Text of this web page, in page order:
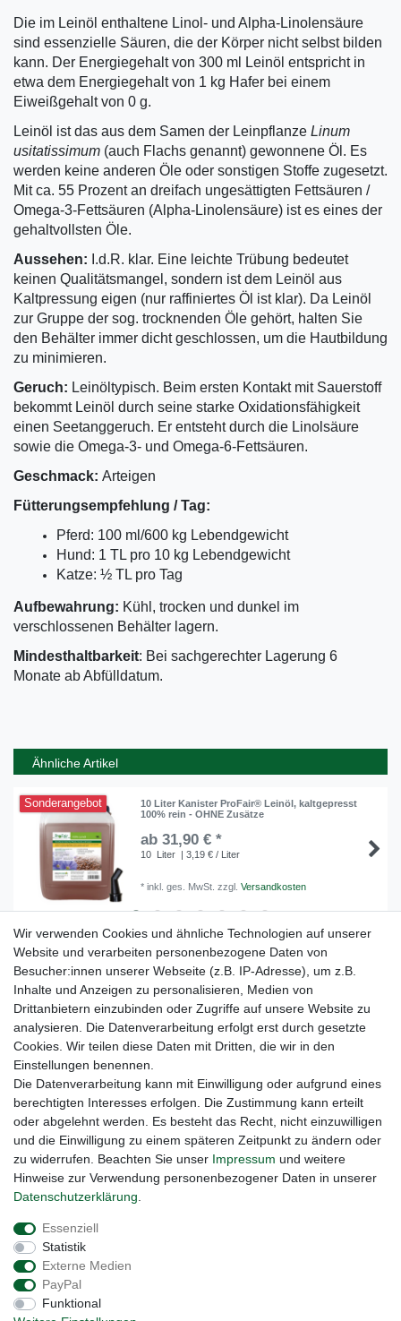
Die im Leinöl enthaltene Linol- und Alpha-Linolensäure
sind essenzielle Säuren, die der Körper nicht selbst bilden
kann. Der Energiegehalt von 300 ml Leinöl entspricht in
etwa dem Energiegehalt von 1 kg Hafer bei einem
Eiweißgehalt von 0 g.
Leinöl ist das aus dem Samen der Leinpflanze Linum
usitatissimum (auch Flachs genannt) gewonnene Öl. Es
werden keine anderen Öle oder sonstigen Stoffe zugesetzt.
Mit ca. 55 Prozent an dreifach ungesättigten Fettsäuren /
Omega-3-Fettsäuren (Alpha-Linolensäure) ist es eines der
gehaltvollsten Öle.
Aussehen: I.d.R. klar. Eine leichte Trübung bedeutet
keinen Qualitätsmangel, sondern ist dem Leinöl aus
Kaltpressung eigen (nur raffiniertes Öl ist klar). Da Leinöl
zur Gruppe der sog. trocknenden Öle gehört, halten Sie
den Behälter immer dicht geschlossen, um die Hautbildung
zu minimieren.
Geruch: Leinöltypisch. Beim ersten Kontakt mit Sauerstoff
bekommt Leinöl durch seine starke Oxidationsfähigkeit
einen Seetanggeruch. Er entsteht durch die Linol­säure
sowie die Omega-3- und Omega-6-Fettsäuren.
Geschmack: Arteigen
Fütterungsempfehlung / Tag:
Pferd: 100 ml/600 kg Lebendgewicht
Hund: 1 TL pro 10 kg Lebendgewicht
Katze: ½ TL pro Tag
Aufbewahrung: Kühl, trocken und dunkel im
verschlossenen Behälter lagern.
Mindesthaltbarkeit: Bei sachgerechter Lagerung 6
Monate ab Abfülldatum.
Ähnliche Artikel
Sonderangebot
10 Liter Kanister ProFair® Leinöl, kaltgepresst
100% rein - OHNE Zusätze
ab 31,90 € *
10 Liter | 3,19 € / Liter
*inkl. ges. MwSt. zzgl.Versandkosten
Zubehör
Dosierhahn / Zapfhahn nach DIN 45 - passend
für 5- und 10l-Kanister, Anzahl: 10 Stück,
Gewünschte Sorte: AH 13/45
30,90 € *
10 Stück | 3,09 € / Stück
*inkl. ges. MwSt.zzgl.Versandkosten
Dosierhahn / Zapfhahn nach DIN 45 - passend
für 5- und 10l-Kanister, Anzahl: 5 Stück,
Gewünschte Sorte: AH 13/45
20,90 € *
Wir verwenden Cookies und ähnliche Technologien auf unserer
Website und verarbeiten personenbezogene Daten von
Besucher:innen unserer Webseite (z.B. IP-Adresse), um z.B.
Inhalte und Anzeigen zu personalisieren, Medien von
Drittanbietern einzubinden oder Zugriffe auf unsere Website zu
analysieren. Die Datenverarbeitung erfolgt erst durch gesetzte
Cookies. Wir teilen diese Daten mit Dritten, die wir in den
Einstellungen benennen.
Die Datenverarbeitung kann mit Einwilligung oder aufgrund eines
berechtigten Interesses erfolgen. Die Zustimmung kann erteilt
oder abgelehnt werden. Es besteht das Recht, nicht einzuwilligen
und die Einwilligung zu einem späteren Zeitpunkt zu ändern oder
zu widerrufen. Beachten Sie unser Impressum und weitere
Hinweise zur Verwendung personenbezogener Daten in unserer
Daten­schutz­erklärung
Essenziell
Statistik
Externe Medien
PayPal
Funktional